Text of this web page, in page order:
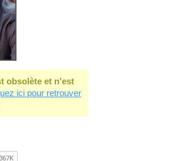
obsolète et n'est
ici pour retrouver